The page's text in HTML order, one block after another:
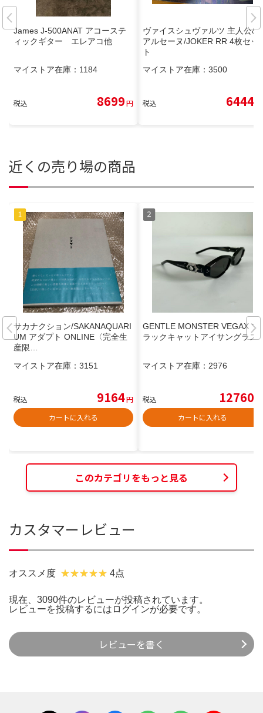
James J-500ANAT アコーステ
ィックギター エレアコ他
マイストア在庫： 1184
税込 8699円
ヴァイスシュヴァルツ 主人公&
アルセーヌ/JOKER RR 4枚セッ
ト
マイストア在庫： 3500
税込 6444
近くの売り場の商品
サカナクション/SAKANAQUARI
UM アダプト ONLINE〈完全生
産限…
マイストア在庫： 3151
税込 9164円
カートに入れる
GENTLE MONSTER VEGAX ブ
ラックキャットアイサングラス
マイストア在庫： 2976
税込 12760
カートに入れる
このカテゴリをもっと見る
カスタマーレビュー
オススメ度 4点
現在、3090件のレビューが投稿されています。
レビューを投稿するには ログインが必要です。
レビューを書く